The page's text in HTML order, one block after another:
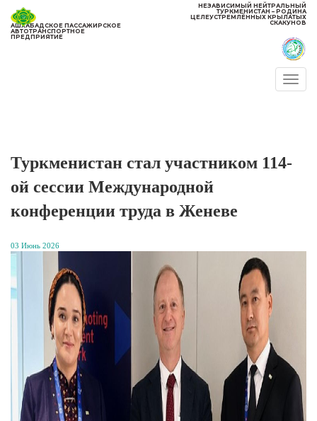
АШХАБАДСКОЕ ПАССАЖИРСКОЕ
АВТОТРАНСПОРТНОЕ
ПРЕДПРИЯТИЕ
НЕЗАВИСИМЫЙ НЕЙТРАЛЬНЫЙ
ТУРКМЕНИСТАН – РОДИНА
ЦЕЛЕУСТРЕМЛЁННЫХ КРЫЛАТЫХ
СКАКУНОВ
Туркменистан стал участником 114-
ой сессии Международной
конференции труда в Женеве
03 Июнь 2026